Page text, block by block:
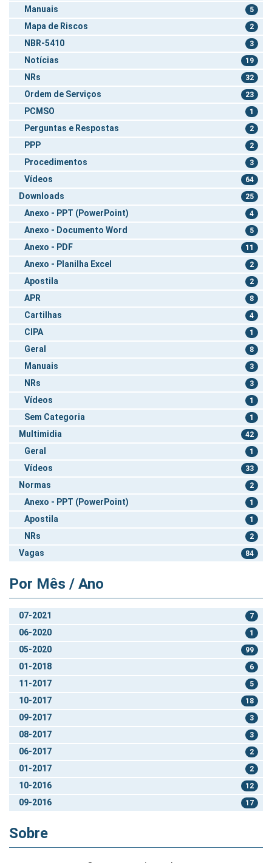
Manuais 5
Mapa de Riscos 2
NBR-5410 3
Notícias 19
NRs 32
Ordem de Serviços 23
PCMSO 1
Perguntas e Respostas 2
PPP 2
Procedimentos 3
Vídeos 64
Downloads 25
Anexo - PPT (PowerPoint) 4
Anexo - Documento Word 5
Anexo - PDF 11
Anexo - Planilha Excel 2
Apostila 2
APR 8
Cartilhas 4
CIPA 1
Geral 8
Manuais 3
NRs 3
Vídeos 1
Sem Categoria 1
Multimidia 42
Geral 1
Vídeos 33
Normas 2
Anexo - PPT (PowerPoint) 1
Apostila 1
NRs 2
Vagas 84
Por Mês / Ano
07-2021 7
06-2020 1
05-2020 99
01-2018 6
11-2017 5
10-2017 18
09-2017 3
08-2017 3
06-2017 2
01-2017 2
10-2016 12
09-2016 17
Sobre